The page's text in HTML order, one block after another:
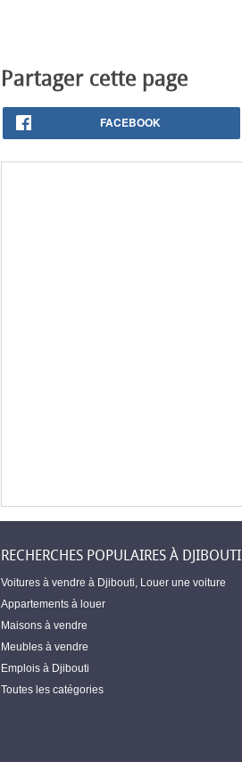
Partager cette page
FACEBOOK
RECHERCHES POPULAIRES À DJIBOUTI
Voitures à vendre à Djibouti Louer une voiture
Appartements à louer
Maisons à vendre
Meubles à vendre
Emplois à Djibouti
Toutes les catégories